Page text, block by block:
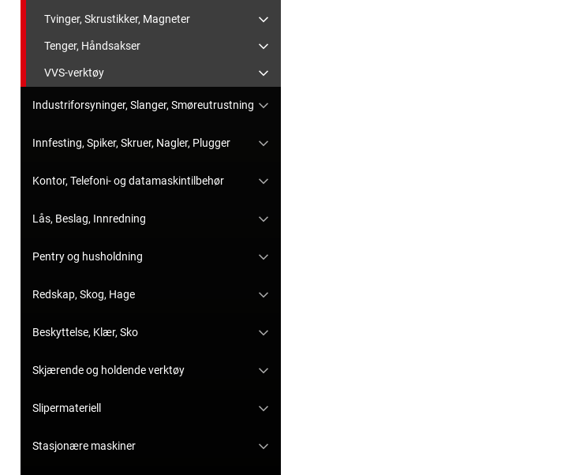
Tvinger, Skrustikker, Magneter
Tenger, Håndsakser
VVS-verktøy
Industriforsyninger, Slanger, Smøreutrustning
Innfesting, Spiker, Skruer, Nagler, Plugger
Kontor, Telefoni- og datamaskintilbehør
Lås, Beslag, Innredning
Pentry og husholdning
Redskap, Skog, Hage
Beskyttelse, Klær, Sko
Skjærende og holdende verktøy
Slipermateriell
Stasjonære maskiner